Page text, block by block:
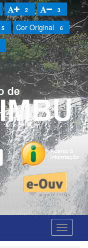
2 3
5 Cor Original 6